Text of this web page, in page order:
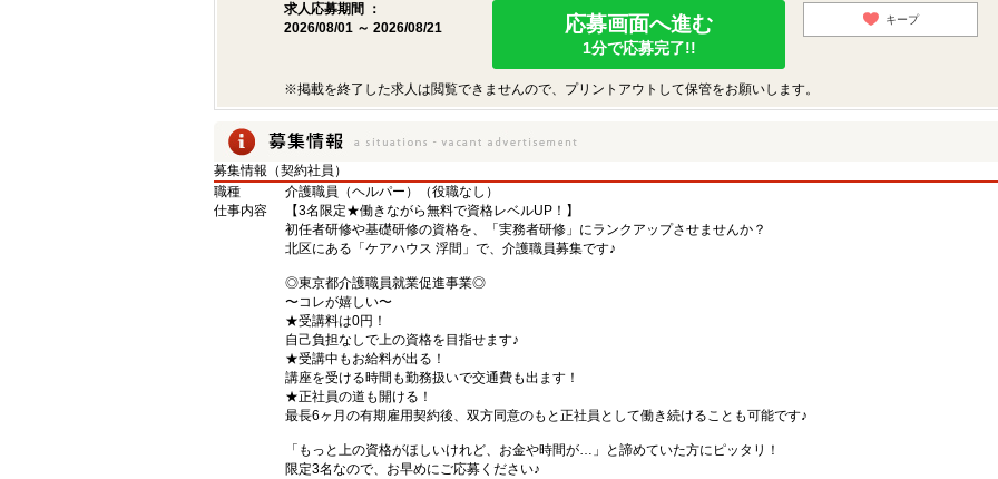
求人応募期間 ：
2026/08/01 ～ 2026/08/21
応募画面へ進む
1分で応募完了!!
キープ
※掲載を終了した求人は閲覧できませんので、プリントアウトして保管をお願いします。
募集情報（契約社員）
職種
介護職員（ヘルパー）（役職なし）
仕事内容
【3名限定★働きながら無料で資格レベルUP！】
初任者研修や基礎研修の資格を、「実務者研修」にランクアップさせませんか？
北区にある「ケアハウス 浮間」で、介護職員募集です♪
◎東京都介護職員就業促進事業◎
〜コレが嬉しい〜
★受講料は0円！
自己負担なしで上の資格を目指せます♪
★受講中もお給料が出る！
講座を受ける時間も勤務扱いで交通費も出ます！
★正社員の道も開ける！
最長6ヶ月の有期雇用契約後、双方同意のもと正社員として働き続けることも可能です♪
「もっと上の資格がほしいけれど、お金や時間が…」と諦めていた方にピッタリ！
限定3名なので、お早めにご応募ください♪